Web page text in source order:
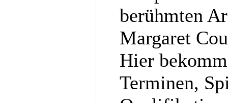
berühmten
Margaret
Hier
Terminen,